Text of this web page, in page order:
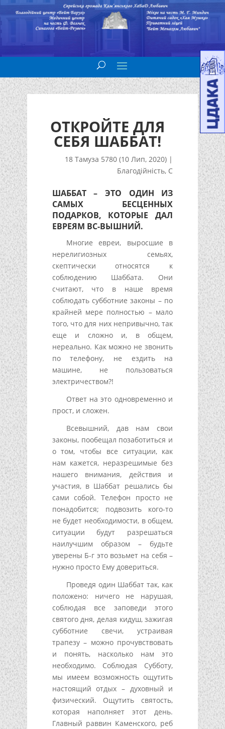
ОТКРОЙТЕ ДЛЯ
СЕБЯ ШАББАТ!
18 Тамуза 5780 (10 Лип, 2020) |
Благодійність, С
ШАББАТ – ЭТО ОДИН ИЗ
САМЫХ БЕСЦЕННЫХ
ПОДАРКОВ, КОТОРЫЕ ДАЛ
ЕВРЕЯМ ВС-ВЫШНИЙ.
Многие евреи, выросшие в
нерелигиозных семьях,
скептически относятся к
соблюдению Шаббата. Они
считают, что в наше время
соблюдать субботние законы – по
крайней мере полностью – мало
того, что для них непривычно, так
еще и сложно и, в общем,
нереально. Как можно не звонить
по телефону, не ездить на
машине, не пользоваться
электричеством?!
Ответ на это одновременно и
прост, и сложен.
Всевышний, дав нам свои
законы, пообещал позаботиться и
о том, чтобы все ситуации, как
нам кажется, неразрешимые без
нашего внимания, действия и
участия, в Шаббат решались бы
сами собой. Телефон просто не
понадобится; подвозить кого-то
не будет необходимости, в общем,
ситуации будут разрешаться
наилучшим образом – будьте
уверены Б-г это возьмет на себя –
нужно просто Ему довериться.
Проведя один Шаббат так, как
положено: ничего не нарушая,
соблюдая все заповеди этого
святого дня, делая кидуш, зажигая
субботние свечи, устраивая
трапезу – можно прочувствовать
и понять, насколько нам это
необходимо. Соблюдая Субботу,
мы имеем возможность ощутить
настоящий отдых – духовный и
физический. Ощутить святость,
которая наполняет этот день.
Главный раввин Каменского, реб